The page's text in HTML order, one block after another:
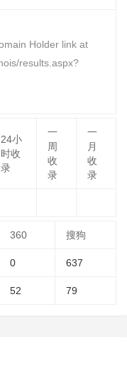
Holder link at
results.aspx?
24小
时收
录
一
周
收
录
一
月
收
录
360 搜狗
0 637
52 79